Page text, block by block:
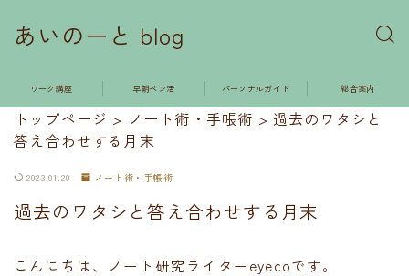
あいのーと blog
ワーク講座 早朝ペン活 パーソナルガイド 総合案内
トップページ > ノート術・手帳術 >過去のワタシと
答え合わせする月末
2023.01.20 ノート術・手帳術
過去のワタシと答え合わせする月末
こんにちは、ノート研究ライターeyecoです。